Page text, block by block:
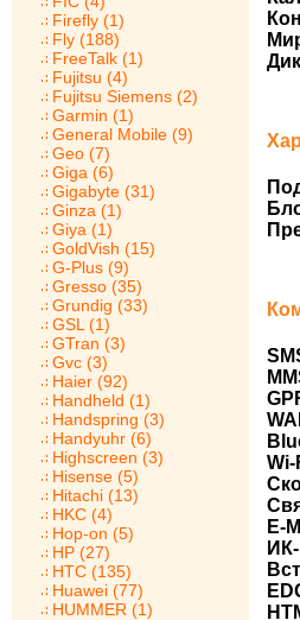
Firefly (1)
Fly (188)
FreeTalk (1)
Fujitsu (4)
Fujitsu Siemens (2)
Garmin (1)
General Mobile (9)
Geo (7)
Giga (6)
Gigabyte (31)
Ginza (1)
Giya (1)
GoldVish (15)
G-Plus (9)
Gresso (35)
Grundig (33)
GSL (1)
GTran (3)
Gvc (3)
Haier (92)
Handheld (1)
Handspring (3)
Handyuhr (6)
Highscreen (3)
Hisense (5)
Hitachi (13)
HKC (4)
Hop-on (5)
HP (27)
HTC (135)
Huawei (77)
HUMMER (1)
Wi-
E-